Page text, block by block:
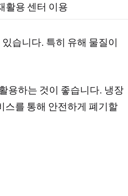
활용 센터 이용
습니다. 특히 유해 물질이
용하는 것이 좋습니다. 냉장
스를 통해 안전하게 폐기할